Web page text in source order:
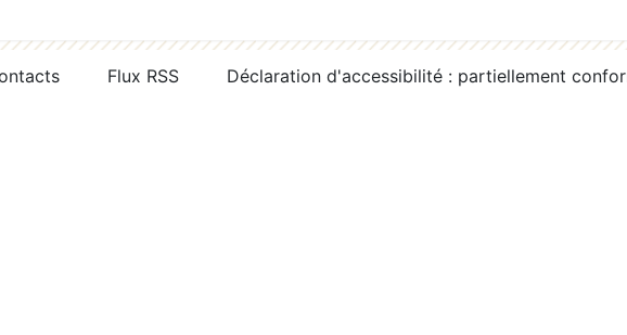
Flux RSS Déclaration d'accessibilité : partiellement